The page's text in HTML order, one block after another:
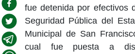
fue detenida por efectivos
Seguridad Pública del
Municipal de San
cual fue puesta a